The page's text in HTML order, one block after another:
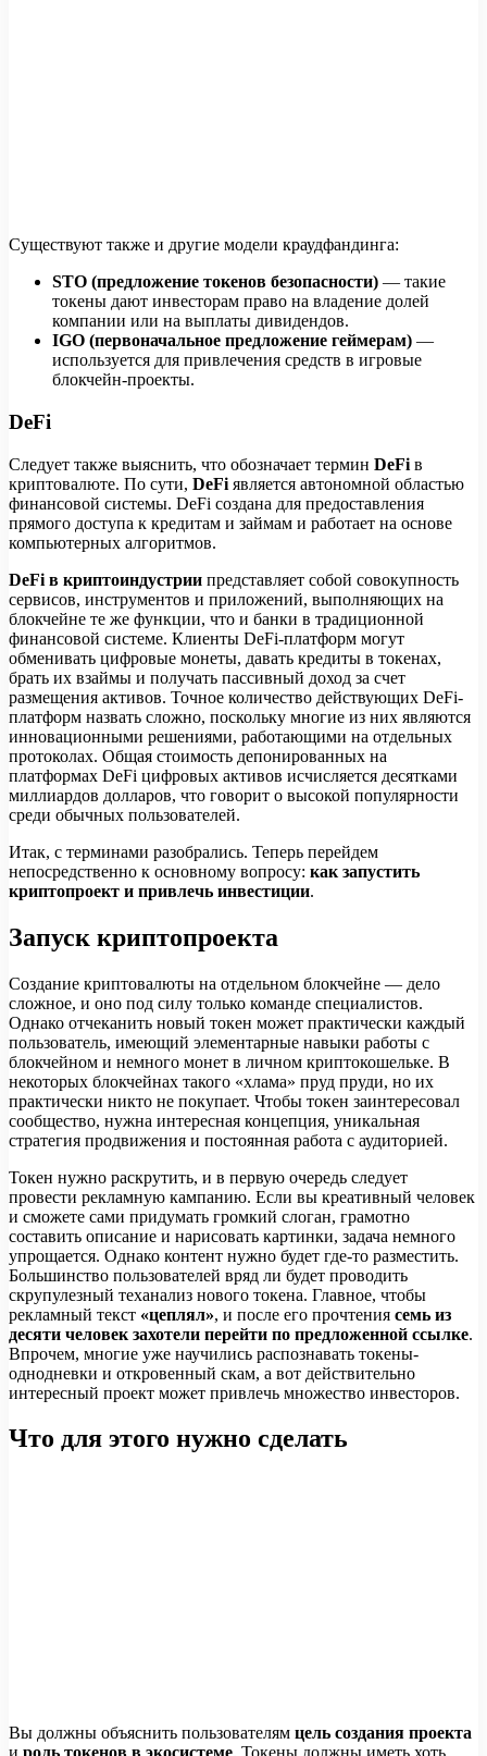
Существуют также и другие модели краудфандинга:
STO (предложение токенов безопасности) — такие
токены дают инвесторам право на владение долей
компании или на выплаты дивидендов.
IGO (первоначальное предложение геймерам) —
используется для привлечения средств в игровые
блокчейн-проекты.
DeFi
Следует также выяснить, что обозначает термин DeFi в
криптовалюте. По сути, DeFi является автономной областью
финансовой системы. DeFi создана для предоставления
прямого доступа к кредитам и займам и работает на основе
компьютерных алгоритмов.
DeFi в криптоиндустрии представляет собой совокупность
сервисов, инструментов и приложений, выполняющих на
блокчейне те же функции, что и банки в традиционной
финансовой системе. Клиенты DeFi-платформ могут
обменивать цифровые монеты, давать кредиты в токенах,
брать их взаймы и получать пассивный доход за счет
размещения активов. Точное количество действующих DeFi-
платформ назвать сложно, поскольку многие из них являются
инновационными решениями, работающими на отдельных
протоколах. Общая стоимость депонированных на
платформах DeFi цифровых активов исчисляется десятками
миллиардов долларов, что говорит о высокой популярности
среди обычных пользователей.
Итак, с терминами разобрались. Теперь перейдем
непосредственно к основному вопросу: как запустить
криптопроект и привлечь инвестиции.
Запуск криптопроекта
Создание криптовалюты на отдельном блокчейне — дело
сложное, и оно под силу только команде специалистов.
Однако отчеканить новый токен может практически каждый
пользователь, имеющий элементарные навыки работы с
блокчейном и немного монет в личном криптокошельке. В
некоторых блокчейнах такого «хлама» пруд пруди, но их
практически никто не покупает. Чтобы токен заинтересовал
сообщество, нужна интересная концепция, уникальная
стратегия продвижения и постоянная работа с аудиторией.
Токен нужно раскрутить, и в первую очередь следует
провести рекламную кампанию. Если вы креативный человек
и сможете сами придумать громкий слоган, грамотно
составить описание и нарисовать картинки, задача немного
упрощается. Однако контент нужно будет где-то разместить.
Большинство пользователей вряд ли будет проводить
скрупулезный теханализ нового токена. Главное, чтобы
рекламный текст «цеплял», и после его прочтения семь из
десяти человек захотели перейти по предложенной ссылке.
Впрочем, многие уже научились распознавать токены-
однодневки и откровенный скам, а вот действительно
интересный проект может привлечь множество инвесторов.
Что для этого нужно сделать
Вы должны объяснить пользователям цель создания проекта
и роль токенов в экосистеме. Токены должны иметь хоть